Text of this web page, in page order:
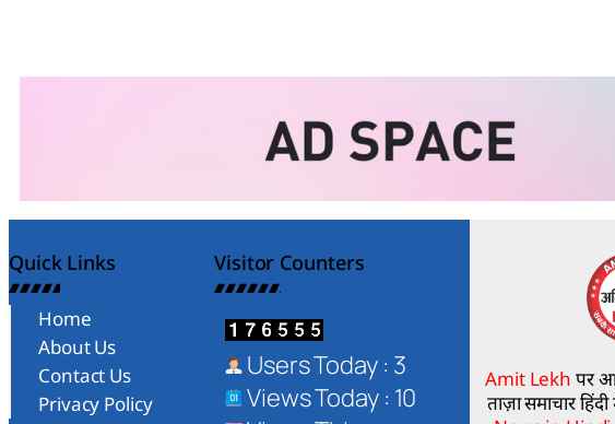
Quick Links
Home
About Us
Contact Us
Privacy Policy
Visitor Counters
Users Today : 3
Views Today : 10
Amit Lekh पर
ताज़ा समाचार